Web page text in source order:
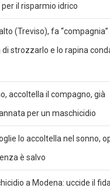
il risparmio idrico
(Treviso), fa “compagnia”
strozzarlo e lo rapina
accoltella il compagno, già
per un maschicidio
lo accoltella nel sonno,
è salvo
a Modena: uccide il